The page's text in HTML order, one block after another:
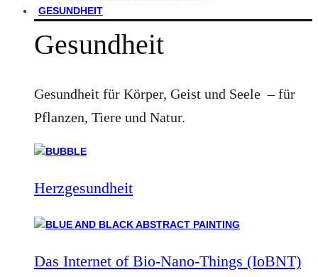
GESUNDHEIT
Gesundheit
Gesundheit für Körper, Geist und Seele – für
Pflanzen, Tiere und Natur.
Herzgesundheit
Das Internet of Bio-Nano-Things (IoBNT)